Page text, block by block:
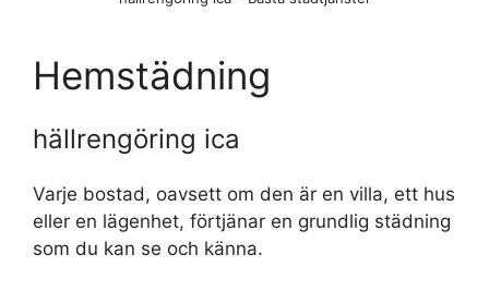
Hemstädning
hällrengöring ica
Varje bostad, oavsett om den är en villa, ett hus
eller en lägenhet, förtjänar en grundlig städning
som du kan se och känna.